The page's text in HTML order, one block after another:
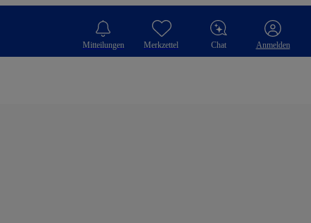
Mitteilungen Merkzettel Chat Anmelden